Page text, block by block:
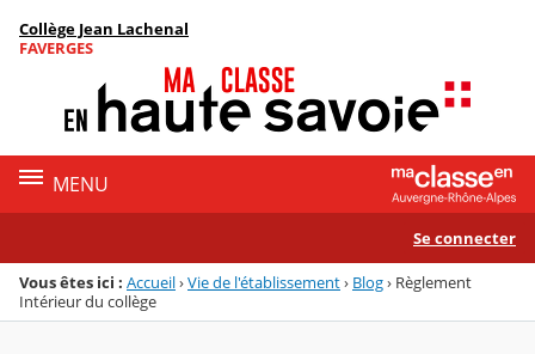
Menu de la rubrique
Contenu
Collège Jean Lachenal
FAVERGES
MENU
Se connecter
Vous êtes ici : Accueil›Vie de l'établissement› Blog› Règlement
Intérieur du collège